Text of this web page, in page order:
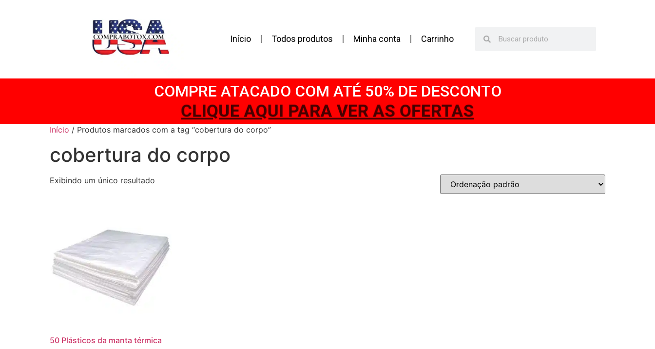
Início Todos produtos Minha conta Carrinho
COMPRE ATACADO COM ATÉ 50% DE DESCONTO
CLIQUE AQUI PARA VER AS OFERTAS
Início / Produtos marcados com a tag “cobertura do corpo”
cobertura do corpo
Exibindo um único resultado
50 Plásticos da manta térmica